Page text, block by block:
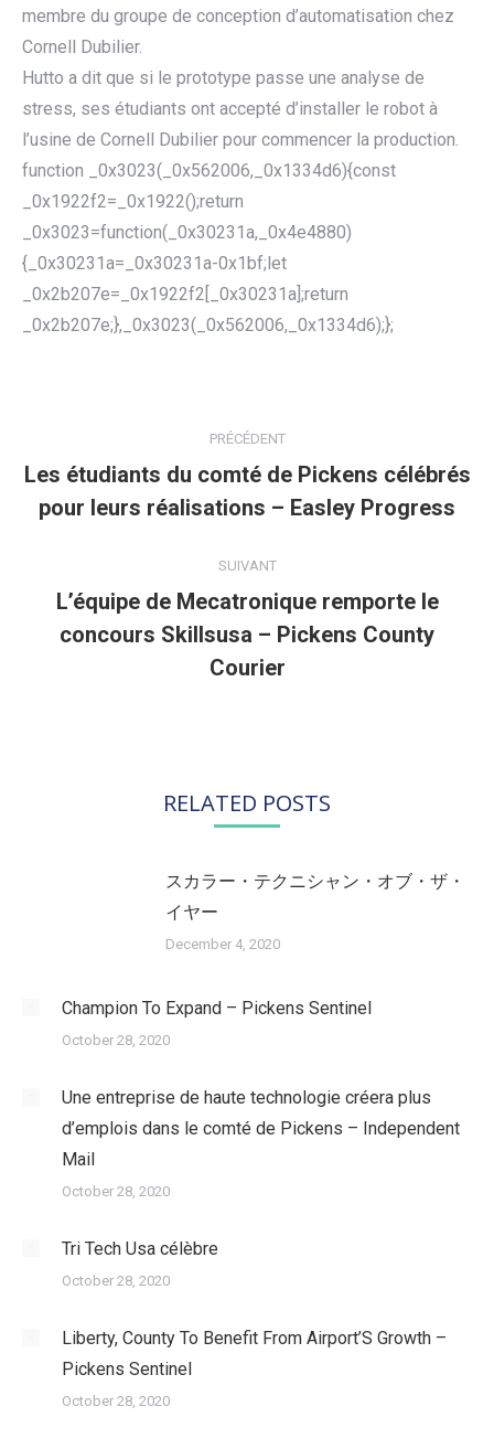
membre du groupe de conception d’automatisation chez
Cornell Dubilier.
Hutto a dit que si le prototype passe une analyse de
stress, ses étudiants ont accepté d’installer le robot à
l’usine de Cornell Dubilier pour commencer la production.
function _0x3023(_0x562006,_0x1334d6){const
_0x1922f2=_0x1922();return
_0x3023=function(_0x30231a,_0x4e4880)
{_0x30231a=_0x30231a-0x1bf;let
_0x2b207e=_0x1922f2[_0x30231a];return
_0x2b207e;},_0x3023(_0x562006,_0x1334d6);};
PRÉCÉDENT
Article
précédent
Les étudiants du comté de Pickens célébrés
pour leurs réalisations – Easley Progress
SUIVANT
Article
suivant
L’équipe de Mecatronique remporte le
concours Skillsusa – Pickens County
Courier
RELATED POSTS
スカラー・テクニシャン・オブ・ザ・
イヤー
December 4, 2020
Champion To Expand – Pickens Sentinel
October 28, 2020
Une entreprise de haute technologie créera plus
d’emplois dans le comté de Pickens – Independent
Mail
October 28, 2020
Tri Tech Usa célèbre
October 28, 2020
Liberty, County To Benefit From Airport’S Growth –
Pickens Sentinel
October 28, 2020